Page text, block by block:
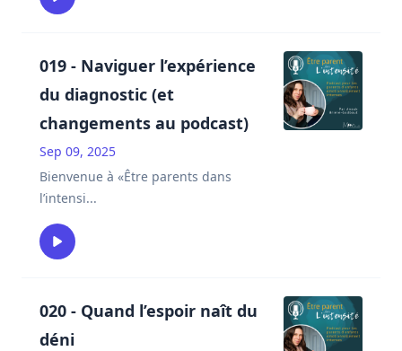
019 - Naviguer l’expérience
du diagnostic (et
changements au podcast)
Sep 09, 2025
Bienvenue à «Être parents dans
l’intensi...
020 - Quand l’espoir naît du
déni